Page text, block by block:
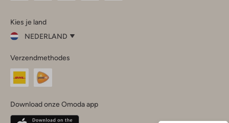
InstagramFacebook
Kies je land
NEDERLAND
je
land
Nederland
Belgique(Français)
Verzendmethodes
Download onze Omoda app